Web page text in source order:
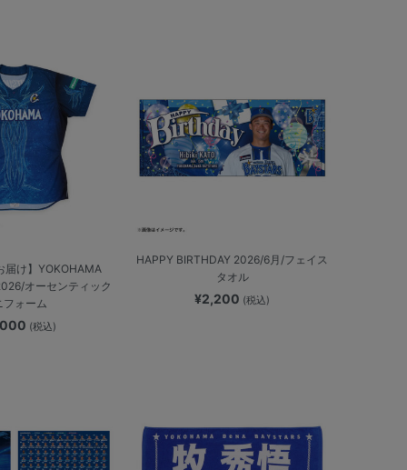
届け】YOKOHAMA
オーセンティック
フォーム
(税込)
HAPPY BIRTHDAY 2026/6月/フェイス
タオル
¥2,200 (税込)